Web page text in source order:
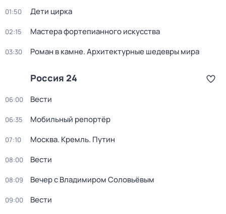
01:50 Дети цирка
02:15 Мастера фортепианного искусства
03:30 Роман в камне. Архитектурные шедевры мира
Россия 24
06:00 Вести
06:35 Мобильный репортёр
07:10 Москва. Кремль. Путин
08:00 Вести
08:09 Вечер с Владимиром Соловьёвым
09:00 Вести